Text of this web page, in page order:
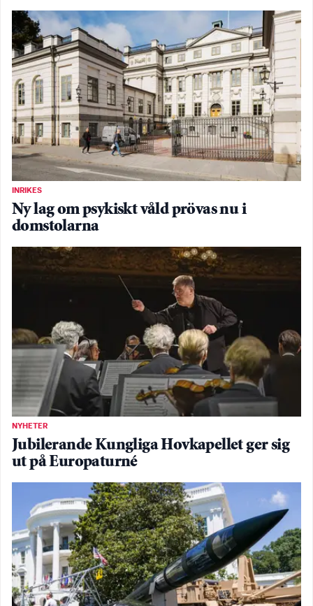
INRIKES
Ny lag om psykiskt våld prövas nu i
domstolarna
NYHETER
Jubilerande Kungliga Hovkapellet ger sig
ut på Europaturné